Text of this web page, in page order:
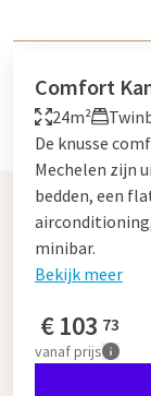
Comfort
24m²
De knusse
Mechelen zijn
bedden, een
minibar.
Bekijk meer
€103 73
vanafprijs